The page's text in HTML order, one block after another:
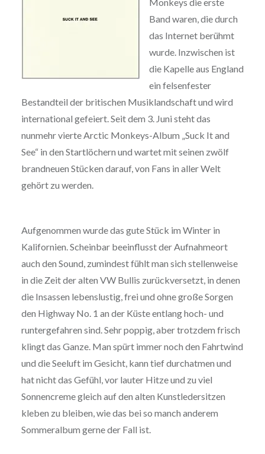
Band waren, die durch
das Internet berühmt
wurde. Inzwischen ist
die Kapelle aus England
ein felsenfester
Bestandteil der britischen Musiklandschaft und wird
international gefeiert. Seit dem 3. Juni steht das
nunmehr vierte Arctic Monkeys-Album „Suck It and
See“ in den Startlöchern und wartet mit seinen zwölf
brandneuen Stücken darauf, von Fans in aller Welt
gehört zu werden.
Aufgenommen wurde das gute Stück im Winter in
Kalifornien. Scheinbar beeinflusst der Aufnahmeort
auch den Sound, zumindest fühlt man sich stellenweise
in die Zeit der alten VW Bullis zurückversetzt, in denen
die Insassen lebenslustig, frei und ohne große Sorgen
den Highway No. 1 an der Küste entlang hoch- und
runtergefahren sind. Sehr poppig, aber trotzdem frisch
klingt das Ganze. Man spürt immer noch den Fahrtwind
und die Seeluft im Gesicht, kann tief durchatmen und
hat nicht das Gefühl, vor lauter Hitze und zu viel
Sonnencreme gleich auf den alten Kunstledersitzen
kleben zu bleiben, wie das bei so manch anderem
Sommeralbum gerne der Fall ist.